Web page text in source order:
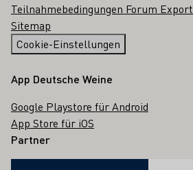
Teilnahmebedingungen Forum Export
Sitemap
Cookie-Einstellungen
App Deutsche Weine
Google Playstore für Android
App Store für iOS
Partner